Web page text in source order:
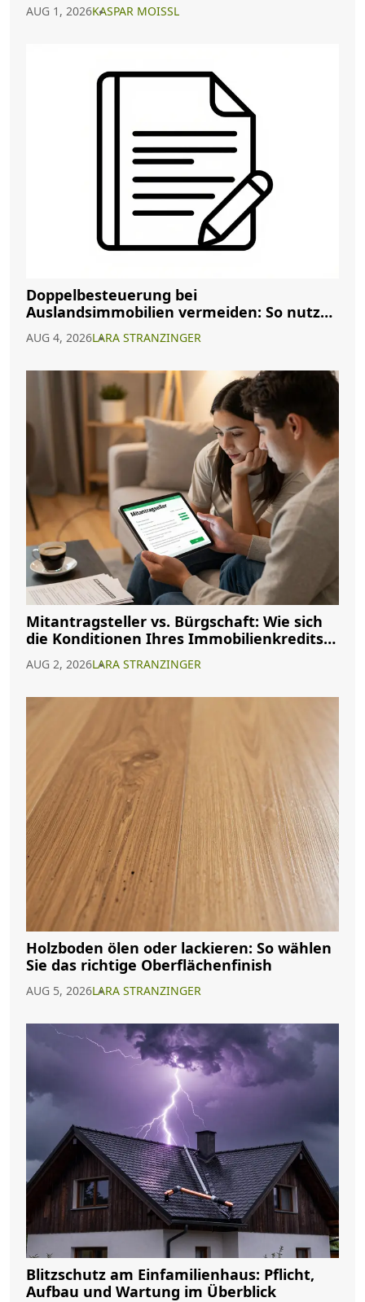
AUG 1, 2026KASPAR MOISSL
Doppelbesteuerung bei
Auslandsimmobilien vermeiden: So nutzen
AUG 4, 2026LARA STRANZINGER
Mitantragsteller vs. Bürgschaft: Wie sich
die Konditionen Ihres Immobilienkredits
AUG 2, 2026LARA STRANZINGER
Holzboden ölen oder lackieren: So wählen
Sie das richtige Oberflächenfinish
AUG 5, 2026LARA STRANZINGER
Blitzschutz am Einfamilienhaus: Pflicht,
Aufbau und Wartung im Überblick